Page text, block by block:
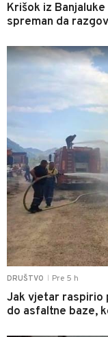
Krišok iz
spreman da
DRUŠTVO Pre 5 h
Jak vjetar raspirio
do asfaltne baze,